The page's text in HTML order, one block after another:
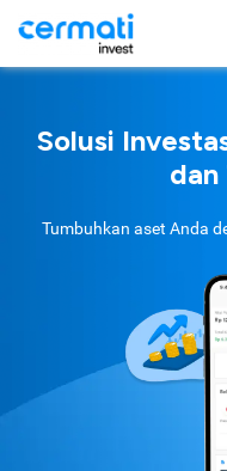
Solusi
dan
Tumbuhkan aset Anda